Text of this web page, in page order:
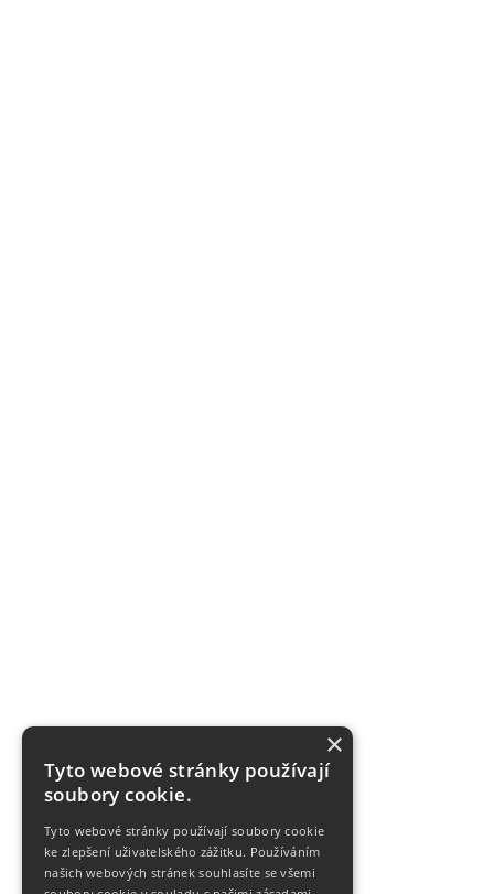
×
Tyto webové stránky používají
soubory cookie.
Tyto webové stránky používají soubory cookie
ke zlepšení uživatelského zážitku. Používáním
našich webových stránek souhlasíte se všemi